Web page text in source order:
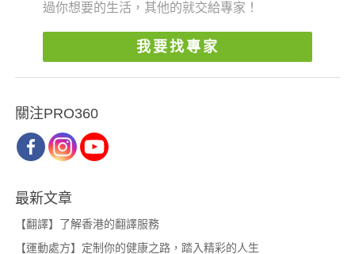
過你想要的生活，其他的就交給專家！
我要找專家
關注PRO360
最新文章
【翻譯】了解香港的翻譯服務
【運動處方】定制你的健康之路，踏入精彩的人生